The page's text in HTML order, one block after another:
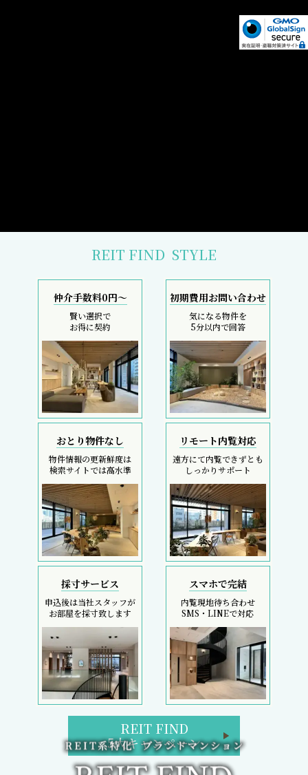
REIT FIND STYLE
仲介手数料0円～
賢い選択で
お得に契約
初期費用お問い合わせ
気になる物件を
5分以内で回答
おとり物件なし
物件情報の更新鮮度は
検索サイトでは高水準
リモート内覧対応
遠方にて内覧できずとも
しっかりサポート
採寸サービス
申込後は当社スタッフが
お部屋を採寸致します
スマホで完結
内覧現地待ち合わせ
SMS・LINEで対応
REIT FIND
5大キャンペーン